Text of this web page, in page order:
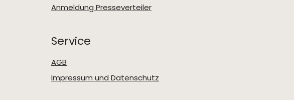
Anmeldung Presseverteiler
Service
AGB
Impressum und Datenschutz